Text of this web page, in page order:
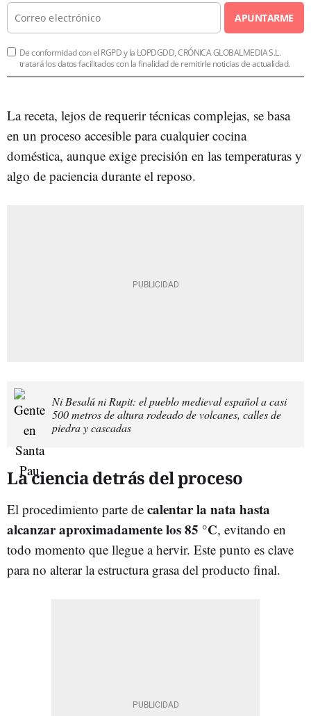
APUNTARME
De conformidad con el RGPD y la LOPDGDD, CRÓNICA GLOBALMEDIA S.L.
tratará los datos facilitados con la finalidad de remitirle noticias de actualidad.
La receta, lejos de requerir técnicas complejas, se basa
en un proceso accesible para cualquier cocina
doméstica, aunque exige precisión en las temperaturas y
algo de paciencia durante el reposo.
Ni Besalú ni Rupit: el pueblo medieval español a casi
500 metros de altura rodeado de volcanes, calles de
piedra y cascadas
La ciencia detrás del proceso
El procedimiento parte de calentar la nata hasta
alcanzar aproximadamente los85 °C, evitando en
todo momento que llegue a hervir. Este punto es clave
para no alterar la estructura grasa del producto final.